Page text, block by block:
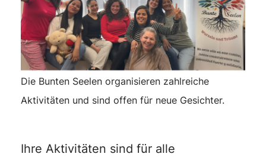
Die Bunten Seelen organisieren zahlreiche
Aktivitäten und sind offen für neue Gesichter.
Ihre Aktivitäten sind für alle